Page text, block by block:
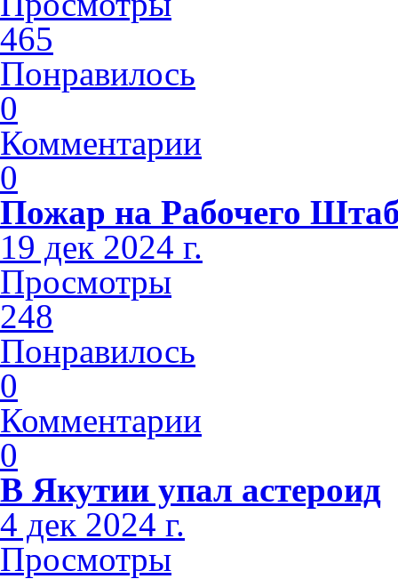
465
Понравилось
0
Комментарии
0
Пожар на Рабочего
19 дек 2024 г.
Просмотры
248
Понравилось
0
Комментарии
0
В Якутии упал астероид
4 дек 2024 г.
Просмотры